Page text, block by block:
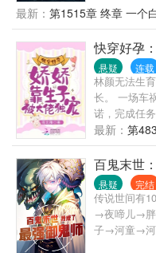
官，白则是
到！ 张日
白则俯首！
争暗斗，白
最新： 第1515章 终章 一个
快穿好孕
悬疑 连载
林颜无法生
长。 一场车
诺，完成任
一个亿的酬
犹豫了一秒
来，一整颗
的宫女，一
宠。 太后∶“
多年无所出
着尚在襁褓
之上逗弄起
最新： 第
百鬼末世
悬疑 完结
传说世间有
→夜啼儿→
子→河童→